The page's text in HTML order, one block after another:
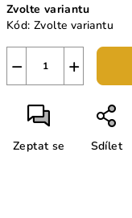
cena:
Zvolte variantu
Kód: Zvolte variantu
+
−
Zeptat se Sdílet